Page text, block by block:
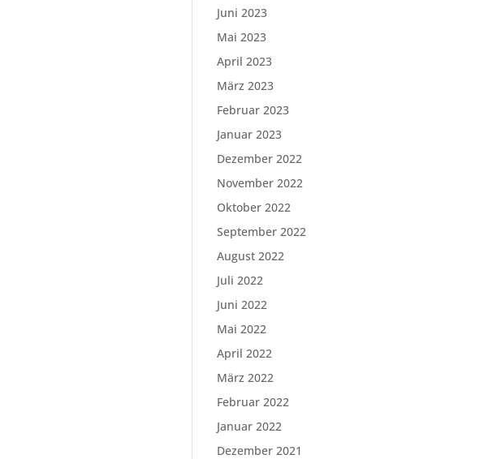
Juni 2023
Mai 2023
April 2023
März 2023
Februar 2023
Januar 2023
Dezember 2022
November 2022
Oktober 2022
September 2022
August 2022
Juli 2022
Juni 2022
Mai 2022
April 2022
März 2022
Februar 2022
Januar 2022
Dezember 2021